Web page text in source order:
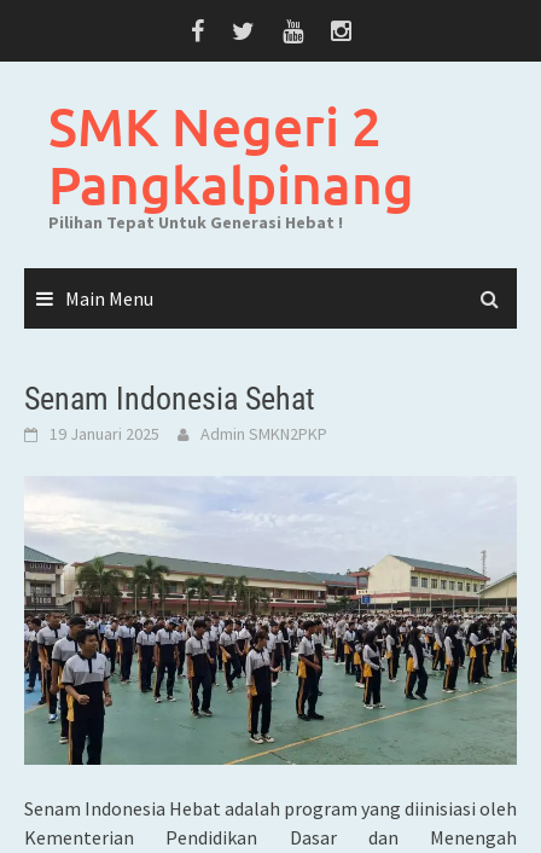
SMK Negeri 2
Pangkalpinang
Pilihan Tepat Untuk Generasi Hebat !
Main Menu
Senam Indonesia Sehat
19 Januari 2025 Admin SMKN2PKP
Senam Indonesia Hebat adalah program yang diinisiasi oleh
Kementerian Pendidikan Dasar dan Menengah